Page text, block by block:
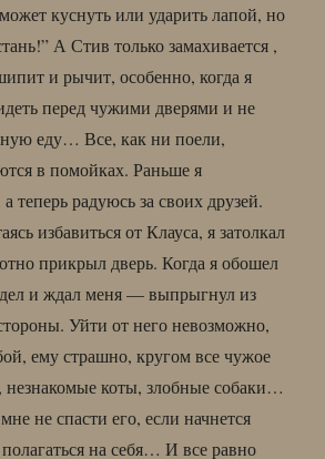
куснуть или ударить лапой, но
А Стив только замахивается ,
и рычит, особенно, когда я
перед чужими дверями и не
еду… Все, как ни поели,
в помойках. Раньше я
теперь радуюсь за своих друзей.
избавиться от Клауса, я затолкал
прикрыл дверь. Когда я обошел
и ждал меня — выпрыгнул из
Уйти от него невозможно,
ему страшно, кругом все чужое
коты, злобные собаки…
не спасти его, если начнется
на себя… И все равно